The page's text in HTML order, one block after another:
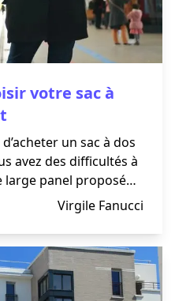
votre sac à
un sac à dos
avez des difficultés à
panel proposé
Virgile Fanucci